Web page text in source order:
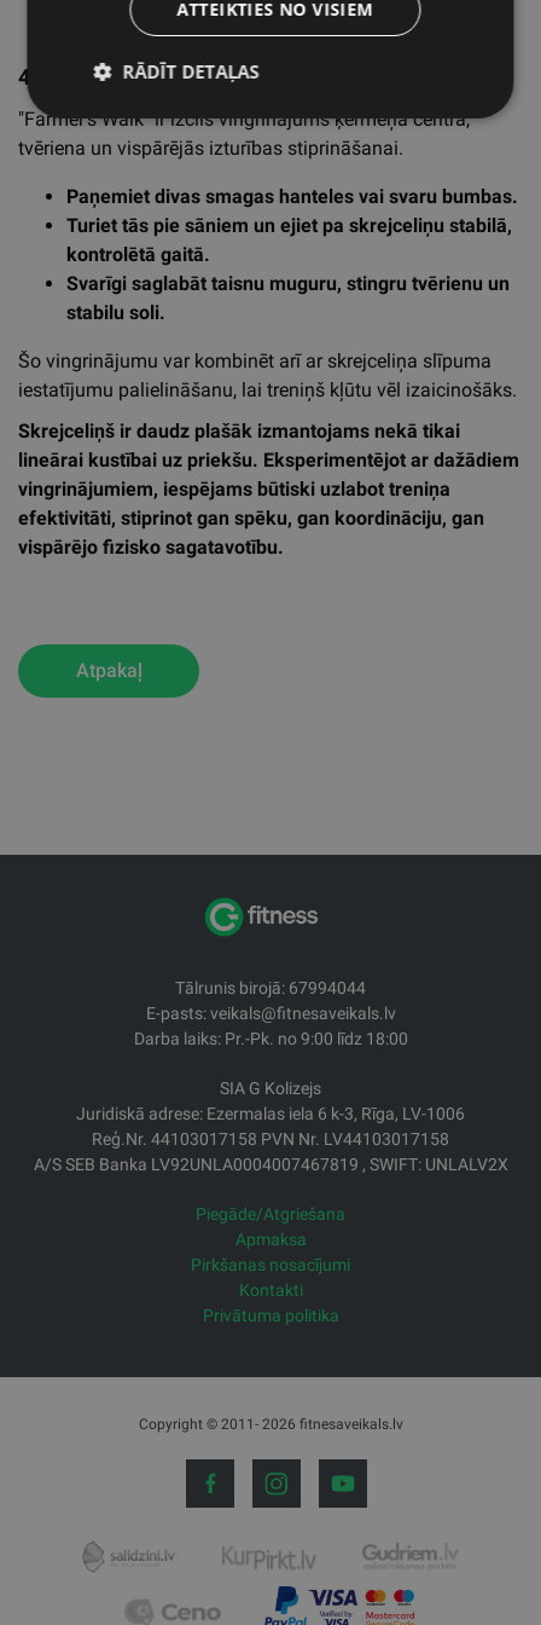
4. "Farmer's Walk" (staigāšana ar svaru)
"Farmer's Walk" ir izcils vingrinājums ķermeņa centra,
tvēriena un vispārējās izturības stiprināšanai.
Paņemiet divas smagas hanteles vai svaru bumbas.
Turiet tās pie sāniem un ejiet pa skrejceliņu stabilā,
kontrolētā gaitā.
Svarīgi saglabāt taisnu muguru, stingru tvērienu un
stabilu soli.
Šo vingrinājumu var kombinēt arī ar skrejceliņa slīpuma
iestatījumu palielināšanu, lai treniņš kļūtu vēl izaicinošāks.
Skrejceliņš ir daudz plašāk izmantojams nekā tikai
lineārai kustībai uz priekšu. Eksperimentējot ar dažādiem
vingrinājumiem, iespējams būtiski uzlabot treniņa
efektivitāti, stiprinot gan spēku, gan koordināciju, gan
vispārējo fizisko sagatavotību.
Atpakaļ
Tālrunis birojā: 67994044
E-pasts: veikals@fitnesaveikals.lv
Darba laiks: Pr.-Pk. no 9:00 līdz 18:00
SIA G Kolizejs
Juridiskā adrese: Ezermalas iela 6 k-3, Rīga, LV-1006
Reģ.Nr. 44103017158 PVN Nr. LV44103017158
A/S SEB Banka LV92UNLA0004007467819 , SWIFT: UNLALV2X
Piegāde/Atgriešana
Apmaksa
Pirkšanas nosacījumi
Kontakti
Privātuma politika
Copyright © 2011- 2026 fitnesaveikals.lv
ATTEIKTIES NO VISIEM
RĀDĪT DETAĻAS